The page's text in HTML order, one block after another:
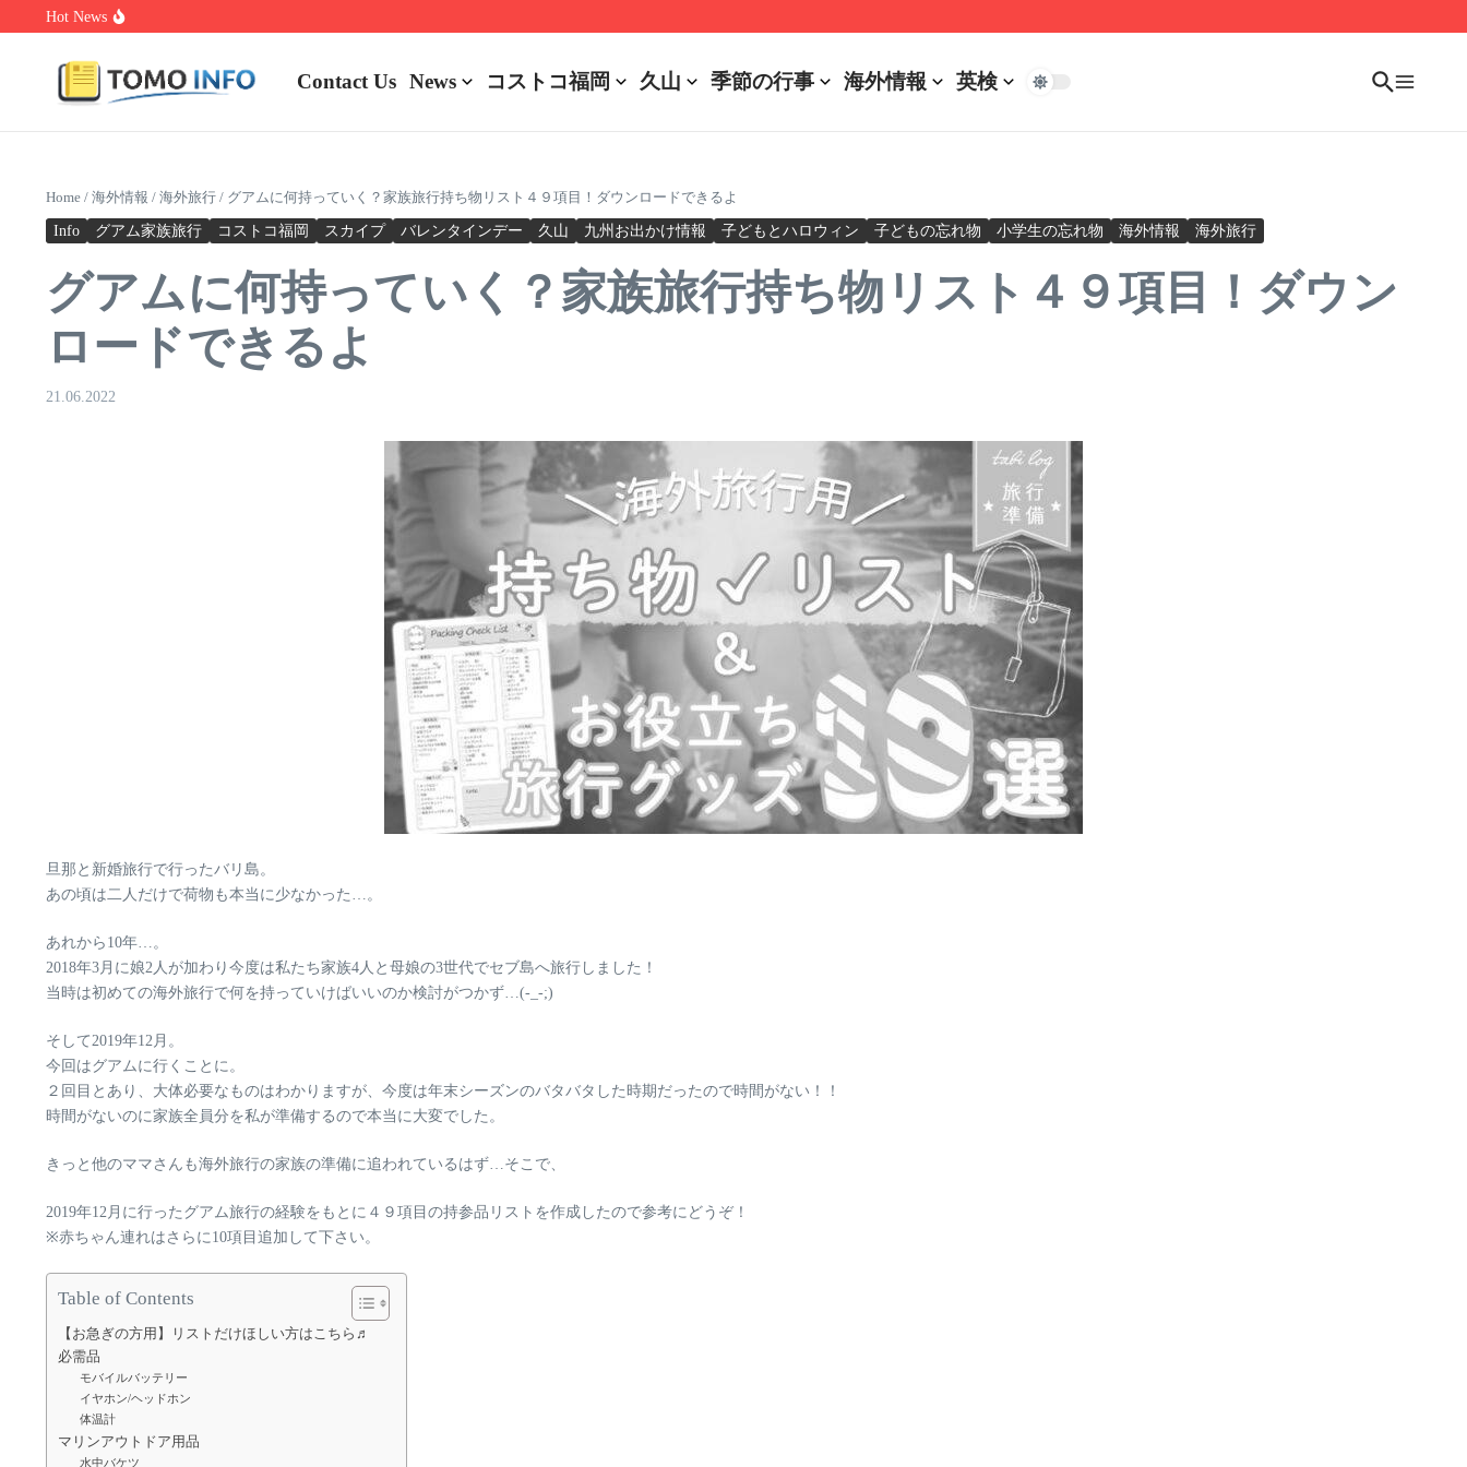
Skip to content
Hot News
Nakrutka Instagram Like: Why Free Offers Cost You More Later
Contact Us News コストコ福岡 久山 季節の行事 海外情報 英検
Home / 海外情報 / 海外旅行 / グアムに何持っていく？家族旅行持ち物リスト４９項目！ダウンロードできるよ
Info グアム家族旅行 コストコ福岡 スカイプ バレンタインデー 久山 九州お出かけ情報 子どもとハロウィン 子どもの忘れ物 小学生の忘れ物 海外情報 海外旅行
グアムに何持っていく？家族旅行持ち物リスト４９項目！ダウン
ロードできるよ
21.06.2022
旦那と新婚旅行で行ったバリ島。
あの頃は二人だけで荷物も本当に少なかった…。
あれから 10年…。
2018年3月に娘2人が加わり今度は私たち家族4人と母娘の3世代でセブ島へ旅行しました！
当時は初めての海外旅行で何を持っていけばいいのか検討がつかず…(-_-;)
そして2019年12月。
今回はグアムに行くことに。
２回目とあり、大体必要なものはわかりますが、今度は年末シーズンのバタバタした時期だったので時間がない！！
時間がないのに家族全員分を私が準備するので本当に大変でした。
きっと他のママさんも海外旅行の家族の準備に追われているはず…そこで、
2019年12月に行ったグアム旅行の経験をもとに４９項目の持参品リストを作成したので参考にどうぞ！
※赤ちゃん連れはさらに10項目追加して下さい。
Table of Contents
【お急ぎの方用】リストだけほしい方はこちら♬
必需品
モバイルバッテリー
イヤホン/ヘッドホン
体温計
マリンアウトドア用品
水中バケツ